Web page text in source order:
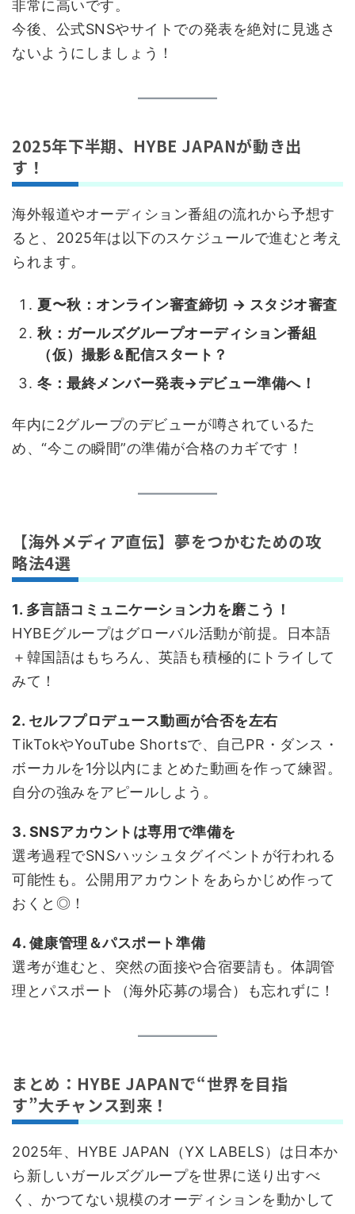
非常に高いです。
今後、公式SNSやサイトでの発表を絶対に見逃さ
ないようにしましょう！
2025年下半期、HYBE JAPANが動き出
す！
海外報道やオーディション番組の流れから予想す
ると、2025年は以下のスケジュールで進むと考え
られます。
夏〜秋：オンライン審査締切 → スタジオ審査
秋：ガールズグループオーディション番組
（仮）撮影＆配信スタート？
冬：最終メンバー発表→デビュー準備へ！
年内に2グループのデビューが噂されているた
め、“今この瞬間”の準備が合格のカギです！
【海外メディア直伝】夢をつかむための攻
略法4選
1. 多言語コミュニケーション力を磨こう！
HYBEグループはグローバル活動が前提。日本語
＋韓国語はもちろん、英語も積極的にトライして
みて！
2. セルフプロデュース動画が合否を左右
TikTokやYouTube Shortsで、自己PR・ダンス・
ボーカルを1分以内にまとめた動画を作って練習。
自分の強みをアピールしよう。
3. SNSアカウントは専用で準備を
選考過程でSNSハッシュタグイベントが行われる
可能性も。公開用アカウントをあらかじめ作って
おくと◎！
4. 健康管理＆パスポート準備
選考が進むと、突然の面接や合宿要請も。体調管
理とパスポート（海外応募の場合）も忘れずに！
まとめ：HYBE JAPANで“世界を目指
す”大チャンス到来！
2025年、HYBE JAPAN（YX LABELS）は日本か
ら新しいガールズグループを世界に送り出すべ
く、かつてない規模のオーディションを動かして